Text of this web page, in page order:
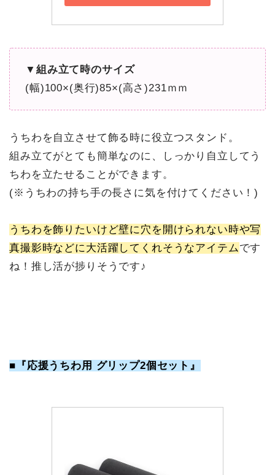
▼組み立て時のサイズ
(幅)100×(奥行)85×(高さ)231ｍｍ
うちわを自立させて飾る時に役立つスタンド。
組み立てがとても簡単なのに、しっかり自立してう
ちわを立たせることができます。
(※うちわの持ち手の長さに気を付けてください！)
うちわを飾りたいけど壁に穴を開けられない時や写
真撮影時などに大活躍してくれそうなアイテムです
ね！推し活が捗りそうです♪
■『応援うちわ用 グリップ2個セット』